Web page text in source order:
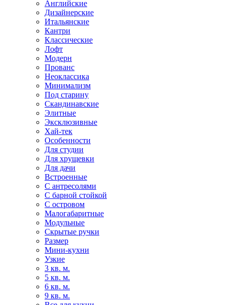
Английские
Дизайнерские
Итальянские
Кантри
Классические
Лофт
Модерн
Прованс
Неоклассика
Минимализм
Под старину
Скандинавские
Элитные
Эксклюзивные
Хай-тек
Особенности
Для студии
Для хрущевки
Для дачи
Встроенные
С антресолями
С барной стойкой
С островом
Малогабаритные
Модульные
Скрытые ручки
Размер
Мини-кухни
Узкие
3 кв. м.
5 кв. м.
6 кв. м.
9 кв. м.